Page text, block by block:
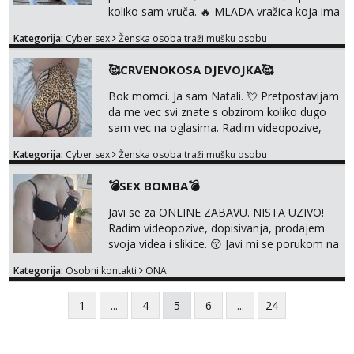
koliko sam vruča.‎ ️‍🔥 MLADA vražica koja ima
prljave i u svemu vidim samo užitak. 💦 U
po svojoj mjeri. Sexi videa s kolegicama,
dečkom ili pak ja sama di se dovodim do
ludila. 🍑 Naravno ako ti moja ponuda nije
dovoljna uvije...
Kategorija: Cyber sex Ženska osoba traži mušku osobu
🥰CRVENOKOSA DJEVOJKA🥰
Bok momci. Ja sam Natali. 💘 Pretpostavljam
da me vec svi znate s obzirom koliko dugo
sam vec na oglasima. Radim videopozive,
Za lijepu suradnju javi mi se porukom na
0045
Kategorija: Cyber sex Ženska osoba traži mušku osobu
💣SEX BOMBA💣
Javi se za ONLINE ZABAVU. NISTA UZIVO!
Radim videopozive, dopisivanja, prodajem
svoja videa i slikice. 😚 Javi mi se porukom na
0045
Kategorija: Osobni kontakti ONA
1 ... 4 5 6 ... 24